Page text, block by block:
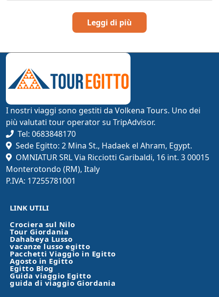
Leggi di più
I nostri viaggi sono gestiti da Volkena Tours. Uno dei
più valutati tour operator su TripAdvisor.
Tel: 0683848170
Sede Egitto: 2 Mina St., Hadaek el Ahram, Egypt.
OMNIATUR SRL Via Ricciotti Garibaldi, 16 int. 3 00015
Monterotondo (RM), Italy
P.IVA: 17255781001
LINK UTILI
Crociera sul Nilo
Tour Giordania
Dahabeya Lusso
vacanze lusso egitto
Pacchetti Viaggio in Egitto
Agosto in Egitto
Egitto Blog
Guida viaggio Egitto
guida di viaggio Giordania